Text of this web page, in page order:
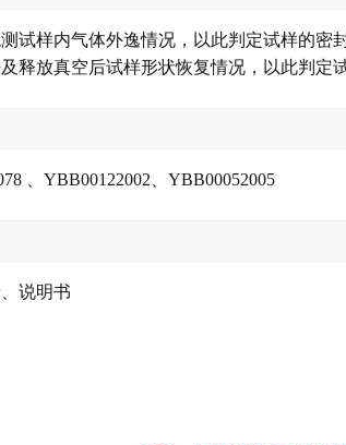
试样内气体外逸情况，以此判定试样的密
放真空后试样形状恢复情况，以此判定
、YBB00122002、YBB00052005
说明书